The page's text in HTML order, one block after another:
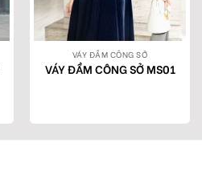
VÁY ĐẦM CÔNG SỞ
VÁY ĐẦM CÔNG SỞ MS01